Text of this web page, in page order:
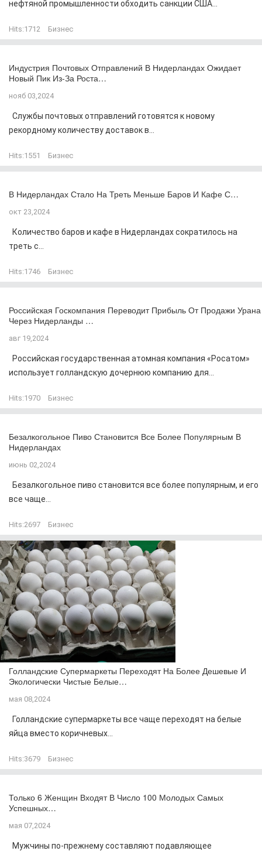
нефтяной промышленности обходить санкции США...
Hits:1712 Бизнес
Индустрия Почтовых Отправлений В Нидерландах Ожидает
Новый Пик Из-За Роста…
нояб 03,2024
Службы почтовых отправлений готовятся к новому
рекордному количеству доставок в...
Hits:1551 Бизнес
В Нидерландах Стало На Треть Меньше Баров И Кафе С…
окт 23,2024
Количество баров и кафе в Нидерландах сократилось на
треть с...
Hits:1746 Бизнес
Российская Госкомпания Переводит Прибыль От Продажи Урана
Через Нидерланды …
авг 19,2024
Российская государственная атомная компания «Росатом»
использует голландскую дочернюю компанию для...
Hits:1970 Бизнес
Безалкогольное Пиво Становится Все Более Популярным В
Нидерландах
июнь 02,2024
Безалкогольное пиво становится все более популярным, и его
все чаще...
Hits:2697 Бизнес
Голландские Супермаркеты Переходят На Более Дешевые И
Экологически Чистые Белые…
мая 08,2024
Голландские супермаркеты все чаще переходят на белые
яйца вместо коричневых...
Hits:3679 Бизнес
Только 6 Женщин Входят В Число 100 Молодых Самых
Успешных…
мая 07,2024
Мужчины по-прежнему составляют подавляющее